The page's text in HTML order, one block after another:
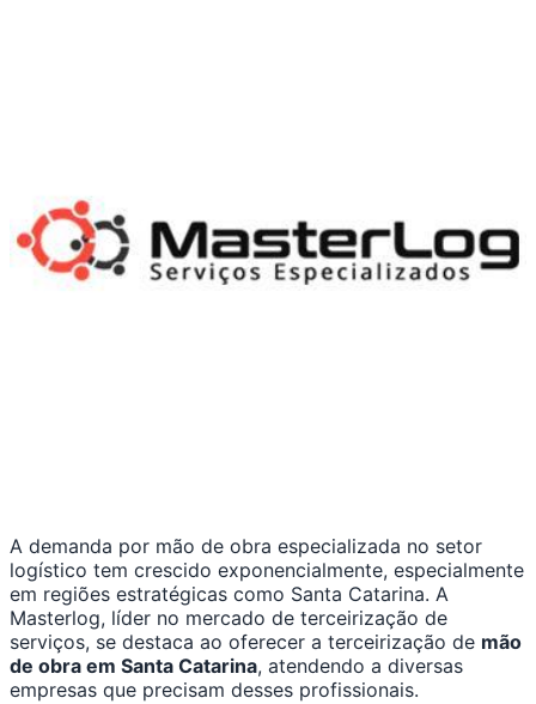
A demanda por mão de obra especializada no setor
logístico tem crescido exponencialmente, especialmente
em regiões estratégicas como Santa Catarina. A
Masterlog, líder no mercado de terceirização de
serviços, se destaca ao oferecer a terceirização de mão
de obra em Santa Catarina, atendendo a diversas
empresas que precisam desses profissionais.